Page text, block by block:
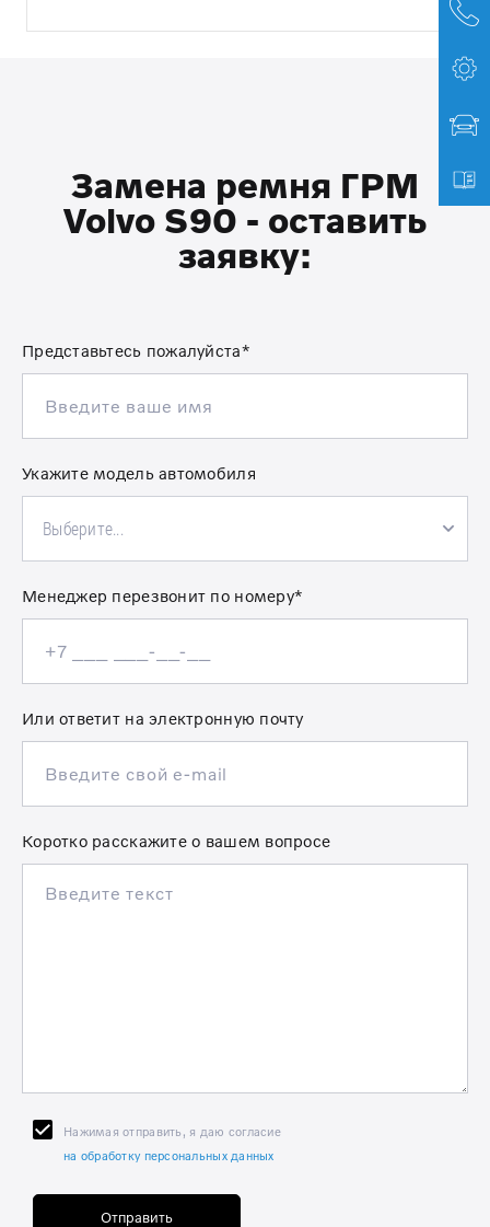
Замена ремня ГРМ
Volvo S90 - оставить
заявку:
Представьтесь пожалуйста*
Укажите модель автомобиля
Выберите...
Менеджер перезвонит по номеру*
Или ответит на электронную почту
Коротко расскажите о вашем вопросе
Нажимая отправить, я даю согласие
на обработку персональных данных
Отправить